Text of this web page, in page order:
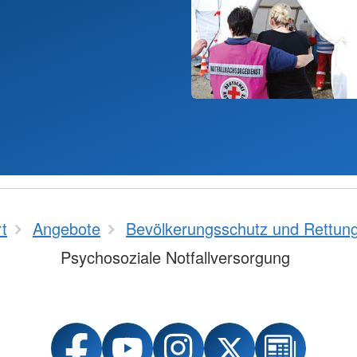
Angebote
Bevölkerungsschutz und
Psychosoziale Notfallversorgung